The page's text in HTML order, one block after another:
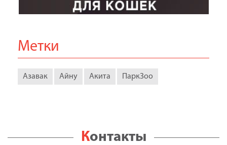
Метки
Азавак Айну Акита ПаркЗоо
Контакты